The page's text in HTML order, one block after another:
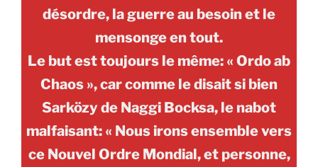
désordre, la guerre au besoin et le
mensonge en tout.
Le but est toujours le même: « Ordo ab
Chaos », car comme le disait si bien
Sarközy de Naggi Bocksa, le nabot
malfaisant: « Nous irons ensemble vers
ce Nouvel Ordre Mondial, et personne,